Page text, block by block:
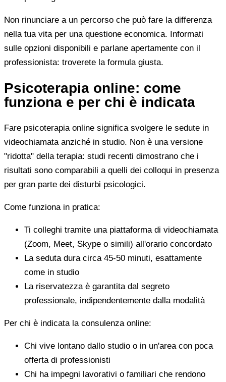
Non rinunciare a un percorso che può fare la differenza
nella tua vita per una questione economica. Informati
sulle opzioni disponibili e parlane apertamente con il
professionista: troverete la formula giusta.
Psicoterapia online: come
funziona e per chi è indicata
Fare psicoterapia online significa svolgere le sedute in
videochiamata anziché in studio. Non è una versione
"ridotta" della terapia: studi recenti dimostrano che i
risultati sono comparabili a quelli dei colloqui in presenza
per gran parte dei disturbi psicologici.
Come funziona in pratica:
Ti colleghi tramite una piattaforma di videochiamata
(Zoom, Meet, Skype o simili) all'orario concordato
La seduta dura circa 45-50 minuti, esattamente
come in studio
La riservatezza è garantita dal segreto
professionale, indipendentemente dalla modalità
Per chi è indicata la consulenza online:
Chi vive lontano dallo studio o in un'area con poca
offerta di professionisti
Chi ha impegni lavorativi o familiari che rendono